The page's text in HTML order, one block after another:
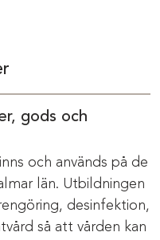
gods och
och används på de
län. Utbildningen
desinfektion,
så att vården kan